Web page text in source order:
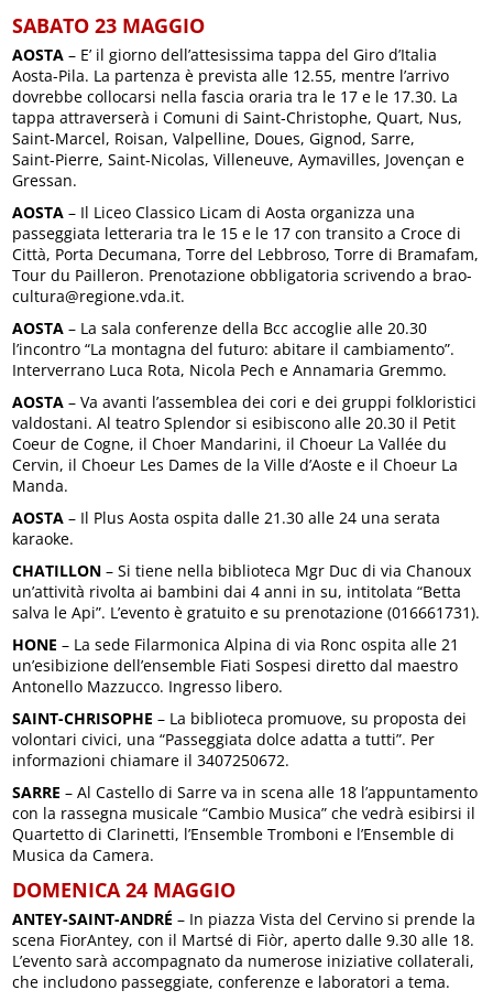
SABATO 23 MAGGIO
AOSTA – E’ il giorno dell’attesissima tappa del Giro d’Italia
Aosta-Pila. La partenza è prevista alle 12.55, mentre l’arrivo
dovrebbe collocarsi nella fascia oraria tra le 17 e le 17.30. La
tappa attraverserà i Comuni di Saint‑Christophe, Quart, Nus,
Saint‑Marcel, Roisan, Valpelline, Doues, Gignod, Sarre,
Saint‑Pierre, Saint‑Nicolas, Villeneuve, Aymavilles, Jovençan e
Gressan.
AOSTA – Il Liceo Classico Licam di Aosta organizza una
passeggiata letteraria tra le 15 e le 17 con transito a Croce di
Città, Porta Decumana, Torre del Lebbroso, Torre di Bramafam,
Tour du Pailleron. Prenotazione obbligatoria scrivendo a brao-
cultura@regione.vda.it.
AOSTA – La sala conferenze della Bcc accoglie alle 20.30
l’incontro “La montagna del futuro: abitare il cambiamento”.
Interverrano Luca Rota, Nicola Pech e Annamaria Gremmo.
AOSTA – Va avanti l’assemblea dei cori e dei gruppi folkloristici
valdostani. Al teatro Splendor si esibiscono alle 20.30 il Petit
Coeur de Cogne, il Choer Mandarini, il Choeur La Vallée du
Cervin, il Choeur Les Dames de la Ville d’Aoste e il Choeur La
Manda.
AOSTA – Il Plus Aosta ospita dalle 21.30 alle 24 una serata
karaoke.
CHATILLON – Si tiene nella biblioteca Mgr Duc di via Chanoux
un’attività rivolta ai bambini dai 4 anni in su, intitolata “Betta
salva le Api”. L’evento è gratuito e su prenotazione (016661731).
HONE – La sede Filarmonica Alpina di via Ronc ospita alle 21
un’esibizione dell’ensemble Fiati Sospesi diretto dal maestro
Antonello Mazzucco. Ingresso libero.
SAINT-CHRISOPHE – La biblioteca promuove, su proposta dei
volontari civici, una “Passeggiata dolce adatta a tutti”. Per
informazioni chiamare il 3407250672.
SARRE – Al Castello di Sarre va in scena alle 18 l’appuntamento
con la rassegna musicale “Cambio Musica” che vedrà esibirsi il
Quartetto di Clarinetti, l’Ensemble Tromboni e l’Ensemble di
Musica da Camera.
DOMENICA 24 MAGGIO
ANTEY-SAINT-ANDRÉ – In piazza Vista del Cervino si prende la
scena FiorAntey, con il Martsé di Fiòr, aperto dalle 9.30 alle 18.
L’evento sarà accompagnato da numerose iniziative collaterali,
che includono passeggiate, conferenze e laboratori a tema.